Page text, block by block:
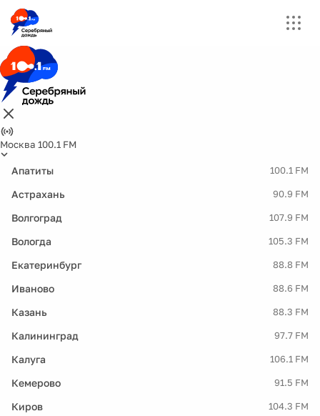
Москва 100.1 FM
Апатиты 100.1 FM
Астрахань 90.9 FM
Волгоград 107.9 FM
Вологда 105.3 FM
Екатеринбург 88.8 FM
Иваново 88.6 FM
Казань 88.3 FM
Калининград 97.7 FM
Калуга 106.1 FM
Кемерово 91.5 FM
Киров 104.3 FM